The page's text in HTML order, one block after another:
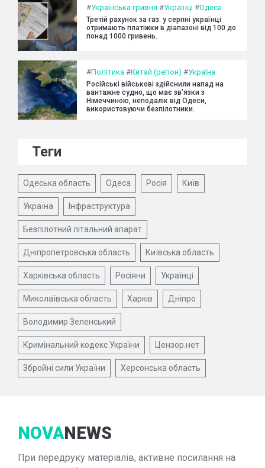
#Українська гривня #Українці #Одеса
Третій рахунок за газ: у серпні українці
отримають платіжки в діапазоні від 100 до
понад 1000 гривень.
#Політика #Китай (регіон) #Україна
Російські військові здійснили напад на
вантажне судно, що має зв'язки з
Німеччиною, неподалік від Одеси,
використовуючи безпілотники.
Теги
Одеська область Одеса Росія Київ
Україна Інфраструктура
Безпілотний літальний апарат
Дніпропетровська область Київська область
Харківська область Росіяни Українці
Миколаївська область Харків Дніпро
Володимир Зеленський
Кримінальний кодекс України Цензор.нет
Збройні сили України Херсонська область
NOVANEWS
При передруку матеріалів, активне посилання на